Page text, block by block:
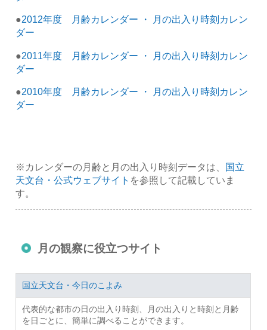
●2012年度 月齢カレンダー ・ 月の出入り時刻カレン
ダー
●2011年度 月齢カレンダー ・ 月の出入り時刻カレン
ダー
●2010年度 月齢カレンダー ・ 月の出入り時刻カレン
ダー
※カレンダーの月齢と月の出入り時刻データは、 国立
天文台・公式ウェブサイト を参照して記載していま
す。
月の観察に役立つサイト
国立天文台・今日のこよみ
代表的な都市の日の出入り時刻、月の出入りと時刻と月齢
を日ごとに、簡単に調べることができます。